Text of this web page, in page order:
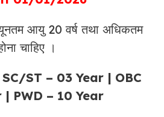
आयु 20 वर्ष तथा अधिकतम
चाहिए ।
SC/ST – 03 Year | OBC
| PWD – 10 Year